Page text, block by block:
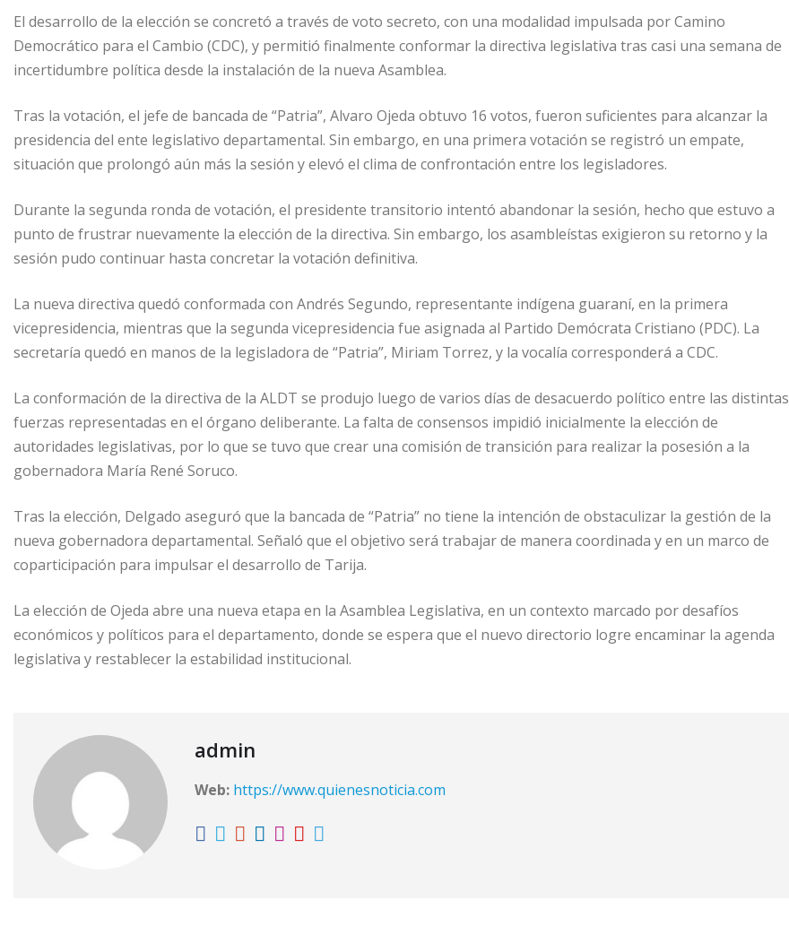
El desarrollo de la elección se concretó a través de voto secreto, con una modalidad impulsada por Camino
Democrático para el Cambio (CDC), y permitió finalmente conformar la directiva legislativa tras casi una semana de
incertidumbre política desde la instalación de la nueva Asamblea.
Tras la votación, el jefe de bancada de “Patria”, Alvaro Ojeda obtuvo 16 votos, fueron suficientes para alcanzar la
presidencia del ente legislativo departamental. Sin embargo, en una primera votación se registró un empate,
situación que prolongó aún más la sesión y elevó el clima de confrontación entre los legisladores.
Durante la segunda ronda de votación, el presidente transitorio intentó abandonar la sesión, hecho que estuvo a
punto de frustrar nuevamente la elección de la directiva. Sin embargo, los asambleístas exigieron su retorno y la
sesión pudo continuar hasta concretar la votación definitiva.
La nueva directiva quedó conformada con Andrés Segundo, representante indígena guaraní, en la primera
vicepresidencia, mientras que la segunda vicepresidencia fue asignada al Partido Demócrata Cristiano (PDC). La
secretaría quedó en manos de la legisladora de “Patria”, Miriam Torrez, y la vocalía corresponderá a CDC.
La conformación de la directiva de la ALDT se produjo luego de varios días de desacuerdo político entre las distintas
fuerzas representadas en el órgano deliberante. La falta de consensos impidió inicialmente la elección de
autoridades legislativas, por lo que se tuvo que crear una comisión de transición para realizar la posesión a la
gobernadora María René Soruco.
Tras la elección, Delgado aseguró que la bancada de “Patria” no tiene la intención de obstaculizar la gestión de la
nueva gobernadora departamental. Señaló que el objetivo será trabajar de manera coordinada y en un marco de
coparticipación para impulsar el desarrollo de Tarija.
La elección de Ojeda abre una nueva etapa en la Asamblea Legislativa, en un contexto marcado por desafíos
económicos y políticos para el departamento, donde se espera que el nuevo directorio logre encaminar la agenda
legislativa y restablecer la estabilidad institucional.
admin
Web: https://www.quienesnoticia.com